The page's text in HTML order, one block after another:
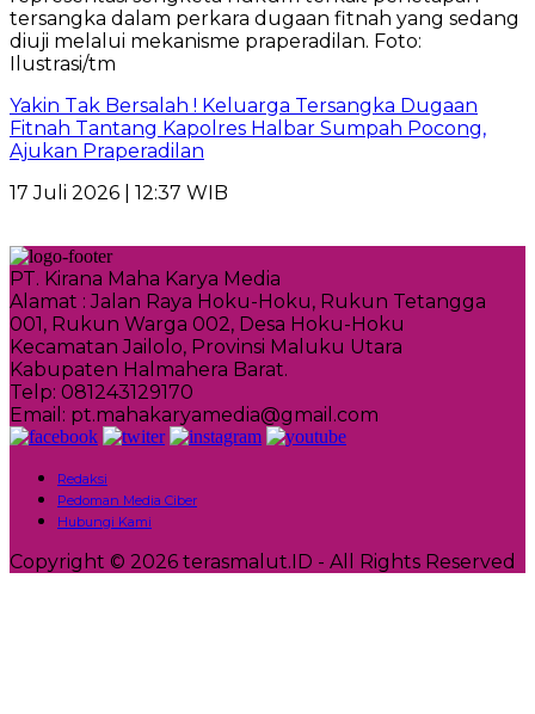
Yakin Tak Bersalah ! Keluarga Tersangka Dugaan
Fitnah Tantang Kapolres Halbar Sumpah Pocong,
Ajukan Praperadilan
17 Juli 2026 | 12:37 WIB
PT. Kirana Maha Karya Media
Alamat : Jalan Raya Hoku-Hoku, Rukun Tetangga
001, Rukun Warga 002, Desa Hoku-Hoku
Kecamatan Jailolo, Provinsi Maluku Utara
Kabupaten Halmahera Barat.
Telp: 081243129170
Email: pt.mahakaryamedia@gmail.com
Redaksi
Pedoman Media Ciber
Hubungi Kami
Copyright © 2026 terasmalut.ID - All Rights Reserved